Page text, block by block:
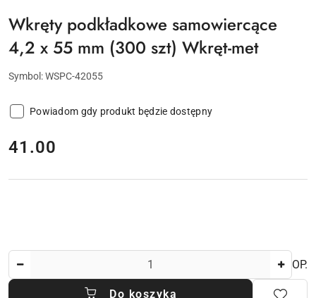
Wkręty podkładkowe samowiercące
4,2 x 55 mm (300 szt) Wkręt-met
Symbol:WSPC-42055
Powiadom gdy produkt będzie dostępny
cena:
41.00
OP.
Do koszyka